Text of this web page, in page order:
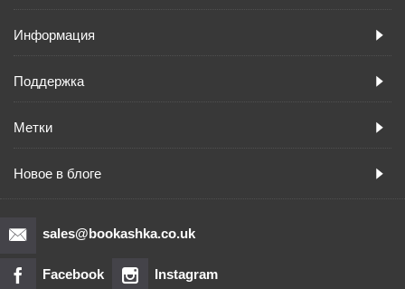
Информация
Поддержка
Метки
Новое в блоге
sales@bookashka.co.uk
Facebook Instagram